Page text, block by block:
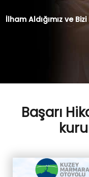
İlham Aldığımız ve
Başarı